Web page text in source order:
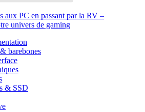
aux PC en passant par la RV –
univers de gaming
barebones
& SSD